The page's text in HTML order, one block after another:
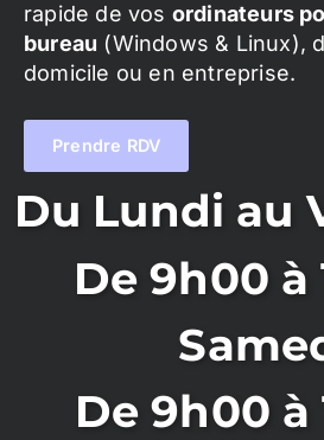
rapide de vos ordinateurs
bureau (Windows & Linux),
domicile ou en entreprise.
Prendre RDV
Du Lundi au
De 9h00 à
De 9h00 à